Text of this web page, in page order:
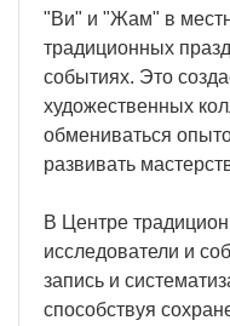
"Ви" и "Жам" в
традиционных
событиях. Это
художественных
обмениваться
развивать
В Центре
исследователи и
запись и
способствуя